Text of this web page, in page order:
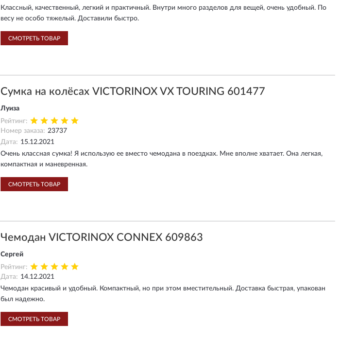
Классный, качественный, легкий и практичный. Внутри много разделов для вещей, очень удобный. По
весу не особо тяжелый. Доставили быстро.
СМОТРЕТЬ ТОВАР
Сумка на колёсах VICTORINOX VX TOURING 601477
Луиза
Рейтинг:
Номер заказа: 23737
Дата: 15.12.2021
Очень классная сумка! Я использую ее вместо чемодана в поездках. Мне вполне хватает. Она легкая,
компактная и маневренная.
СМОТРЕТЬ ТОВАР
Чемодан VICTORINOX CONNEX 609863
Сергей
Рейтинг:
Дата: 14.12.2021
Чемодан красивый и удобный. Компактный, но при этом вместительный. Доставка быстрая, упакован
был надежно.
СМОТРЕТЬ ТОВАР